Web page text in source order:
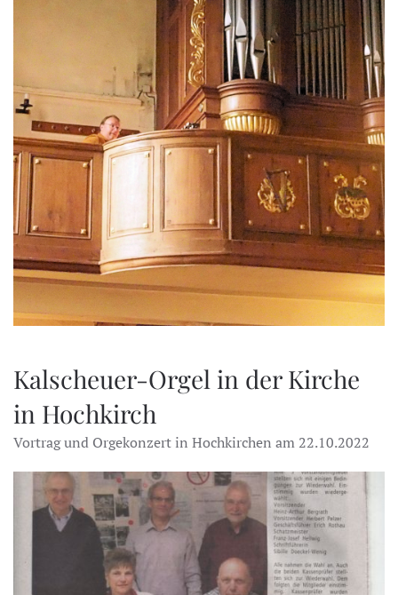
Kalscheuer-Orgel in der Kirche
in Hochkirch
Vortrag und Orgekonzert in Hochkirchen am 22.10.2022